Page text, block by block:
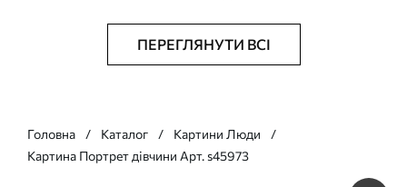
ПЕРЕГЛЯНУТИ ВСІ
Головна Каталог
Картини Люди
Картина Портрет дівчини Арт. s45973